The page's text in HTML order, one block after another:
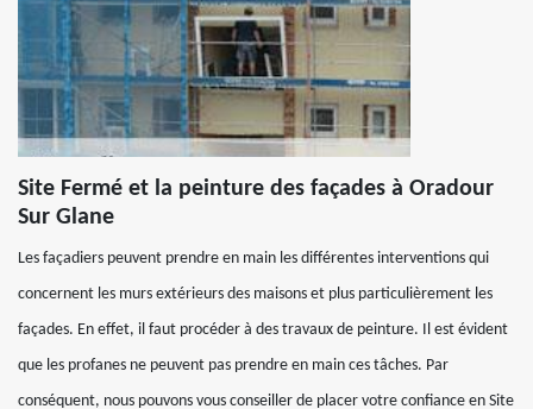
Site Fermé et la peinture des façades à Oradour
Sur Glane
Les façadiers peuvent prendre en main les différentes interventions qui
concernent les murs extérieurs des maisons et plus particulièrement les
façades. En effet, il faut procéder à des travaux de peinture. Il est évident
que les profanes ne peuvent pas prendre en main ces tâches. Par
conséquent, nous pouvons vous conseiller de placer votre confiance en Site